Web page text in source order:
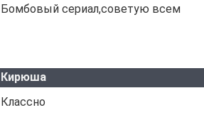
Бомбовый сериал,советую всем
Кирюша
Классно